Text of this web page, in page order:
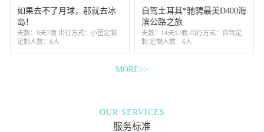
如果去不了月球，那就去冰
岛！
天数：9天7晚 出行方式：小团定制
定制人数：6人
自驾土耳其*驰骋最美D400海
滨公路之旅
天数：14天12晚 出行方式：自驾定
制 定制人数：6人
MORE>>
OUR SERVICES
服务标准